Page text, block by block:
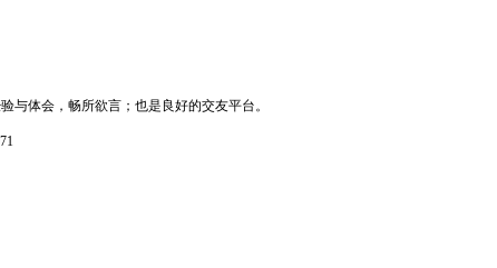
体会，畅所欲言；也是良好的交友平台。